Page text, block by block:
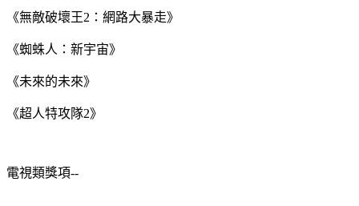
《無敵破壞王2：網路大暴走》
《蜘蛛人：新宇宙》
《未來的未來》
《超人特攻隊2》
電視類獎項--